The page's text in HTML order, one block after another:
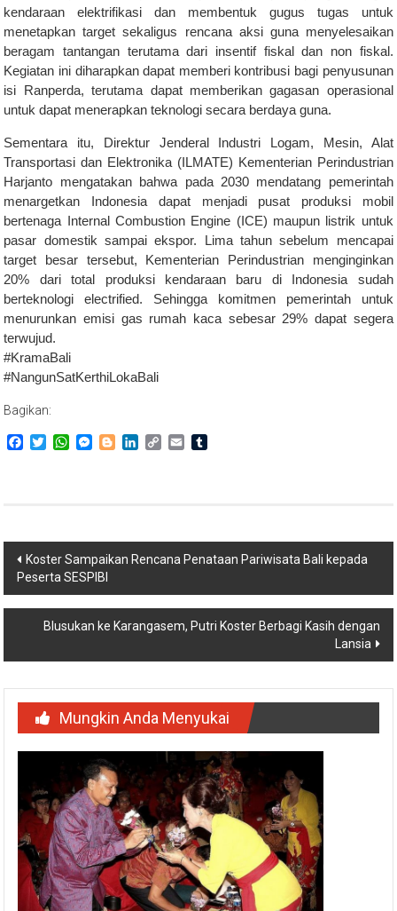
kendaraan elektrifikasi dan membentuk gugus tugas untuk
menetapkan target sekaligus rencana aksi guna menyelesaikan
beragam tantangan terutama dari insentif fiskal dan non fiskal.
Kegiatan ini diharapkan dapat memberi kontribusi bagi penyusunan
isi Ranperda, terutama dapat memberikan gagasan operasional
untuk dapat menerapkan teknologi secara berdaya guna.
Sementara itu, Direktur Jenderal Industri Logam, Mesin, Alat
Transportasi dan Elektronika (ILMATE) Kementerian Perindustrian
Harjanto mengatakan bahwa pada 2030 mendatang pemerintah
menargetkan Indonesia dapat menjadi pusat produksi mobil
bertenaga Internal Combustion Engine (ICE) maupun listrik untuk
pasar domestik sampai ekspor. Lima tahun sebelum mencapai
target besar tersebut, Kementerian Perindustrian menginginkan
20% dari total produksi kendaraan baru di Indonesia sudah
berteknologi electrified. Sehingga komitmen pemerintah untuk
menurunkan emisi gas rumah kaca sebesar 29% dapat segera
terwujud.
#KramaBali
#NangunSatKerthiLokaBali
Bagikan:
Facebook
TwitterWhatsApp
Messenger
BloggerLinkedIn
Copy Email
Navigasi
pos
Koster Sampaikan Rencana Penataan Pariwisata Bali kepada
Peserta SESPIBI
Blusukan ke Karangasem, Putri Koster Berbagi Kasih dengan
Lansia
Mungkin Anda Menyukai